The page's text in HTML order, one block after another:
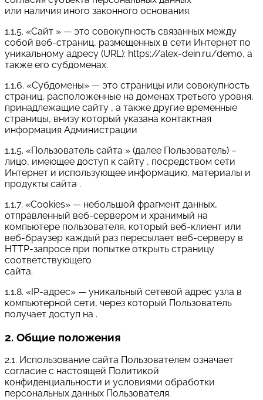
или наличия иного законного основания.
1.1.5. «Сайт » — это совокупность связанных между
собой веб-страниц, размещенных в сети Интернет по
уникальному адресу (URL): https://alex-dein.ru/demo, а
также его субдоменах.
1.1.6. «Субдомены» — это страницы или совокупность
страниц, расположенные на доменах третьего уровня,
принадлежащие сайту , а также другие временные
страницы, внизу который указана контактная
информация Администрации
1.1.5. «Пользователь сайта » (далее Пользователь) –
лицо, имеющее доступ к сайту , посредством сети
Интернет и использующее информацию, материалы и
продукты сайта .
1.1.7. «Cookies» — небольшой фрагмент данных,
отправленный веб-сервером и хранимый на
компьютере пользователя, который веб-клиент или
веб-браузер каждый раз пересылает веб-серверу в
HTTP-запросе при попытке открыть страницу
соответствующего
сайта.
1.1.8. «IP-адрес» — уникальный сетевой адрес узла в
компьютерной сети, через который Пользователь
получает доступ на .
2. Общие положения
2.1. Использование сайта Пользователем означает
согласие с настоящей Политикой
конфиденциальности и условиями обработки
персональных данных Пользователя.